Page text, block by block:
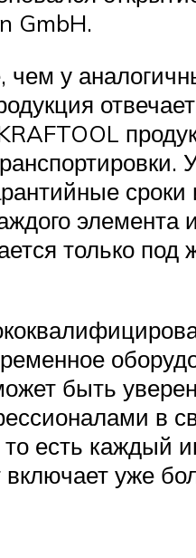
GmbH.
у
только
быть
в
есть каждый
включает уже